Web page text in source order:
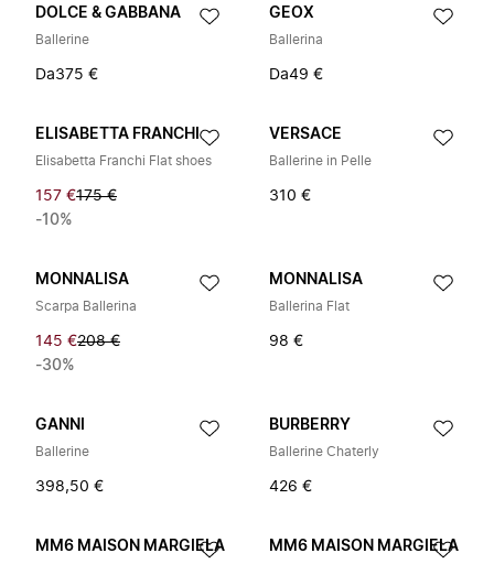
DOLCE & GABBANA
Ballerine
Da375 €
GEOX
Ballerina
Da49 €
ELISABETTA FRANCHI
Elisabetta Franchi Flat shoes
157 €175 €
-10%
VERSACE
Ballerine in Pelle
310 €
MONNALISA
Scarpa Ballerina
145 €208 €
-30%
MONNALISA
Ballerina Flat
98 €
GANNI
Ballerine
398,50 €
BURBERRY
Ballerine Chaterly
426 €
MM6 MAISON MARGIELA MM6 MAISON MARGIELA